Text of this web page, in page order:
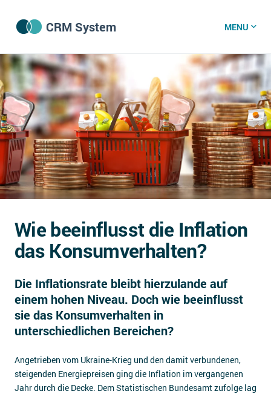
CRM System
CRM Software
CRM Wissenszentrum
CRM News
Was ist CRM?
Offene Stellen bei CRM-Lieferanten
Über uns
Impressum
Kontakt
MENU
Wie beeinflusst die Inflation
das Konsumverhalten?
Die Inflationsrate bleibt hierzulande auf
einem hohen Niveau. Doch wie beeinflusst
sie das Konsumverhalten in
unterschiedlichen Bereichen?
Angetrieben vom Ukraine-Krieg und den damit verbundenen,
steigenden Energiepreisen ging die Inflation im vergangenen
Jahr durch die Decke. Dem Statistischen Bundesamt zufolge lag